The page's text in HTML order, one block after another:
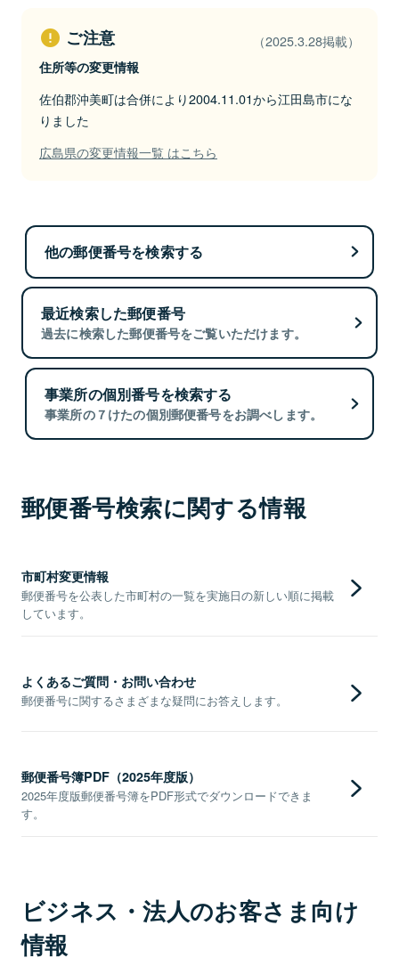
ご注意 （2025.3.28掲載）
住所等の変更情報
佐伯郡沖美町は合併により2004.11.01から江田島市にな
りました
広島県の変更情報一覧 はこちら
他の郵便番号を検索する
最近検索した郵便番号
過去に検索した郵便番号をご覧いただけます。
事業所の個別番号を検索する
事業所の７けたの個別郵便番号をお調べします。
郵便番号検索に関する情報
市町村変更情報
郵便番号を公表した市町村の一覧を実施日の新しい順に掲載
しています。
よくあるご質問・お問い合わせ
郵便番号に関するさまざまな疑問にお答えします。
郵便番号簿PDF（2025年度版）
2025年度版郵便番号簿をPDF形式でダウンロードできま
す。
ビジネス・法人のお客さま向け
情報